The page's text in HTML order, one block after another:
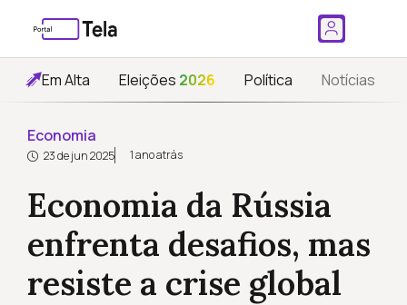
Em Alta Eleições 2026 Política Notícias
Economia
23 de jun 2025 1 ano atrás
Economia da Rússia
enfrenta desafios, mas
resiste a crise global